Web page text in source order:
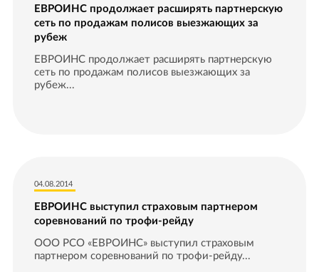
ЕВРОИНС продолжает расширять партнерскую
сеть по продажам полисов выезжающих за
рубеж
ЕВРОИНС продолжает расширять партнерскую
сеть по продажам полисов выезжающих за
рубеж...
04.08.2014
ЕВРОИНС выступил страховым партнером
соревнований по трофи-рейду
ООО РСО «ЕВРОИНС» выступил страховым
партнером соревнований по трофи-рейду...